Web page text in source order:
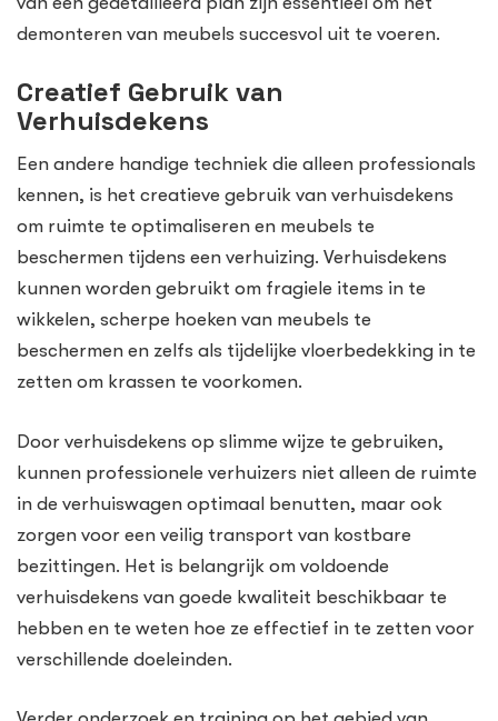
demonteren van meubels succesvol uit te voeren.
Creatief Gebruik van
Verhuisdekens
Een andere handige techniek die alleen professionals
kennen, is het creatieve gebruik van verhuisdekens
om ruimte te optimaliseren en meubels te
beschermen tijdens een verhuizing. Verhuisdekens
kunnen worden gebruikt om fragiele items in te
wikkelen, scherpe hoeken van meubels te
beschermen en zelfs als tijdelijke vloerbedekking in te
zetten om krassen te voorkomen.
Door verhuisdekens op slimme wijze te gebruiken,
kunnen professionele verhuizers niet alleen de ruimte
in de verhuiswagen optimaal benutten, maar ook
zorgen voor een veilig transport van kostbare
bezittingen. Het is belangrijk om voldoende
verhuisdekens van goede kwaliteit beschikbaar te
hebben en te weten hoe ze effectief in te zetten voor
verschillende doeleinden.